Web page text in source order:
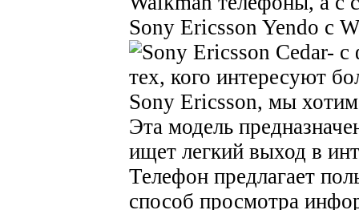
Sony Ericsson Yendo с
тех, кого интересуют
Sony Ericsson, мы
Эта модель
ищет легкий выход в
Телефон предлагает
способ просмотра